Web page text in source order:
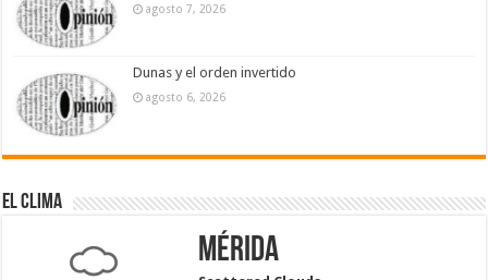
agosto 7, 2026
Dunas y el orden invertido
agosto 6, 2026
El Clima
Mérida